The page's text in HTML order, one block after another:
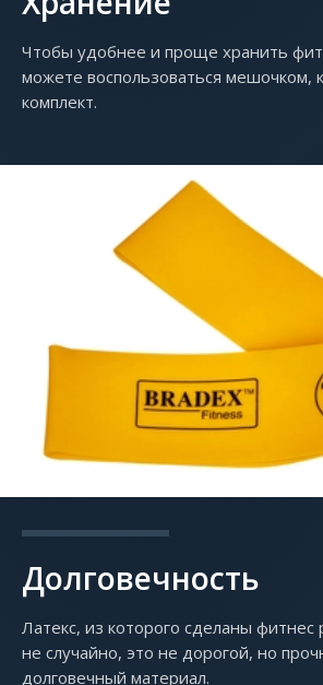
Чтобы удобнее и проще хранить
можете воспользоваться мешочком,
комплект.
Долговечность
Латекс, из которого сделаны фитнес
не случайно, это не дорогой, но
долговечный материал.